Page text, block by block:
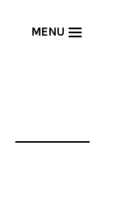
MENU